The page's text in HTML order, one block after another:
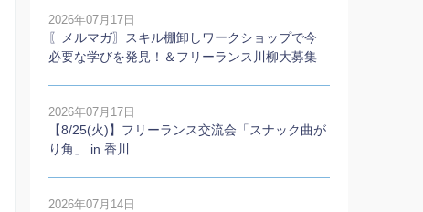
2026年07月17日
〖メルマガ〗スキル棚卸しワークショップで今
必要な学びを発見！＆フリーランス川柳大募集
2026年07月17日
【8/25(火)】フリーランス交流会「スナック曲が
り角」 in 香川
2026年07月14日